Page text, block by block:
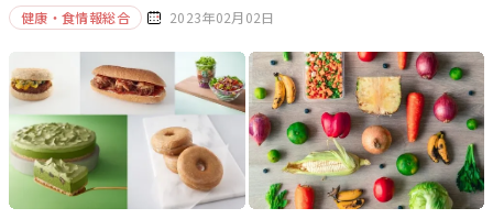
健康・食情報総合 2023年02月02日